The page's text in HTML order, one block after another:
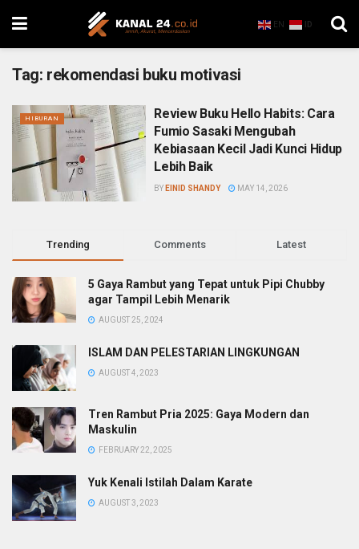
EN ID
Tag: rekomendasi buku motivasi
HIBURAN
Review Buku Hello Habits: Cara
Fumio Sasaki Mengubah
Kebiasaan Kecil Jadi Kunci Hidup
Lebih Baik
BY EINID SHANDY MAY 14, 2026
Trending Comments Latest
5 Gaya Rambut yang Tepat untuk Pipi Chubby
agar Tampil Lebih Menarik
AUGUST 25, 2024
ISLAM DAN PELESTARIAN LINGKUNGAN
AUGUST 4, 2023
Tren Rambut Pria 2025: Gaya Modern dan
Maskulin
FEBRUARY 22, 2025
Yuk Kenali Istilah Dalam Karate
AUGUST 3, 2023